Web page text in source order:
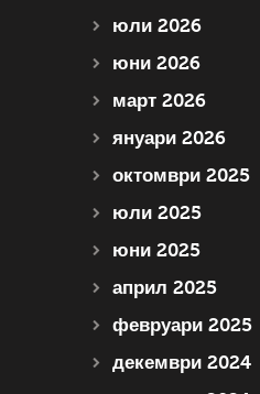
юли 2026
юни 2026
март 2026
януари 2026
октомври 2025
юли 2025
юни 2025
април 2025
февруари 2025
декември 2024